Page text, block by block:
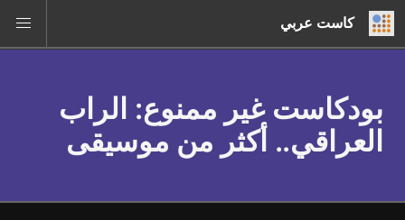
كاست عربي
بودكاست غير ممنوع: الراب
العراقي.. أكثر من موسيقى